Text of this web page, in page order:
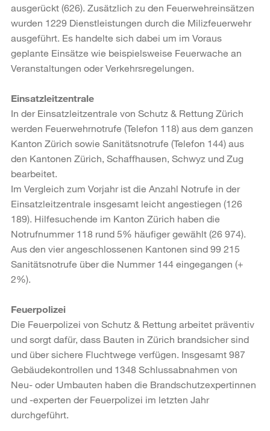
ausgerückt (626). Zusätzlich zu den Feuerwehreinsätzen
wurden 1229 Dienstleistungen durch die Milizfeuerwehr
ausgeführt. Es handelte sich dabei um im Voraus
geplante Einsätze wie beispielsweise Feuerwache an
Veranstaltungen oder Verkehrsregelungen.
Einsatzleitzentrale
In der Einsatzleitzentrale von Schutz & Rettung Zürich
werden Feuerwehrnotrufe (Telefon 118) aus dem ganzen
Kanton Zürich sowie Sanitätsnotrufe (Telefon 144) aus
den Kantonen Zürich, Schaffhausen, Schwyz und Zug
bearbeitet.
Im Vergleich zum Vorjahr ist die Anzahl Notrufe in der
Einsatzleitzentrale insgesamt leicht angestiegen (126
189). Hilfesuchende im Kanton Zürich haben die
Notrufnummer 118 rund 5% häufiger gewählt (26 974).
Aus den vier angeschlossenen Kantonen sind 99 215
Sanitätsnotrufe über die Nummer 144 eingegangen (+
2%).
Feuerpolizei
Die Feuerpolizei von Schutz & Rettung arbeitet präventiv
und sorgt dafür, dass Bauten in Zürich brandsicher sind
und über sichere Fluchtwege verfügen. Insgesamt 987
Gebäudekontrollen und 1348 Schlussabnahmen von
Neu- oder Umbauten haben die Brandschutzexpertinnen
und -experten der Feuerpolizei im letzten Jahr
durchgeführt.